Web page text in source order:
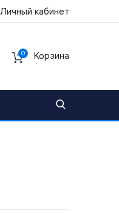
Личный кабинет
0 Корзина